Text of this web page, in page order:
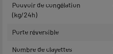
Pouvoir de congélation
(kg/24h)
Porte réversible
Nombre de clayettes